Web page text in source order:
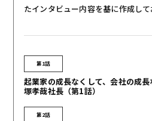
たインタビュー内容を基に作成して
第1話
起業家の成長なくして、会社の
塚孝哉社長（第1話）
第2話